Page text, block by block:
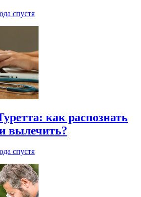
спустя
как распознать
вылечить?
спустя